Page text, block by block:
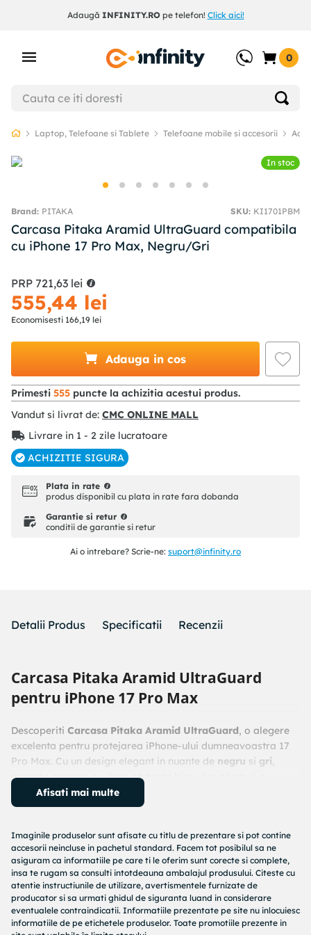
Adaugă INFINITY.ROpe telefon! Click aici!
0
Laptop, Telefoane si Tablete Telefoane mobile si accesorii
In stoc
PITAKA SKU: KI1701PBM
Carcasa Pitaka Aramid UltraGuard compatibila
cu iPhone 17 Pro Max, Negru/Gri
PRP 721,63 lei
555,44 lei
Economisesti 166,19 lei
Adauga in cos
Primesti 555 puncte la achizitia acestui produs.
Vandut si livrat de: CMC ONLINE MALL
Livrare in 1 - 2 zile lucratoare
ACHIZITIE SIGURA
Plata in rate
produs disponibil cu plata in rate fara dobanda
Garantie si retur
conditii de garantie si retur
Ai o intrebare? Scrie-ne: suport@infinity.ro
Detalii Produs Specificatii Recenzii
Carcasa Pitaka Aramid UltraGuard
pentru iPhone 17 Pro Max
Descoperiti Carcasa Pitaka Aramid UltraGuard, o alegere
excelenta pentru protejarea iPhone-ului dumneavoastra 17
Pro Max. Cu un design elegant in nuante de negru si gri,
aceasta carcasa nu doar ca arata bine, dar ofera si o
protectie superioara.
Fabricata din aramida
, carcasa asigura o aparare eficienta
impotrivazgarieturilor,socurilor,picaturilor de
apasi prafului. Aceasta este solutia ideala pentru cei care
doresc sa isi pastreze telefonul in stare perfecta, fara a
compromite stilul.
Afisati mai multe
Imaginile produselor sunt afisate cu titlu de prezentare si pot contine
accesorii neincluse in pachetul standard. Facem tot posibilul sa ne
asiguram ca informatiile pe care ti le oferim sunt corecte si complete,
insa te rugam sa consulti intotdeauna ambalajul produsului. Citeste cu
atentie instructiunile de utilizare, avertismentele furnizate de
producator si sa urmati ghidul de siguranta luand in considerare
eventualele contraindicatii. Informatiile prezentate pe site nu inlocuiesc
informatiile de pe etichetele produselor. Toate promotiile prezente in